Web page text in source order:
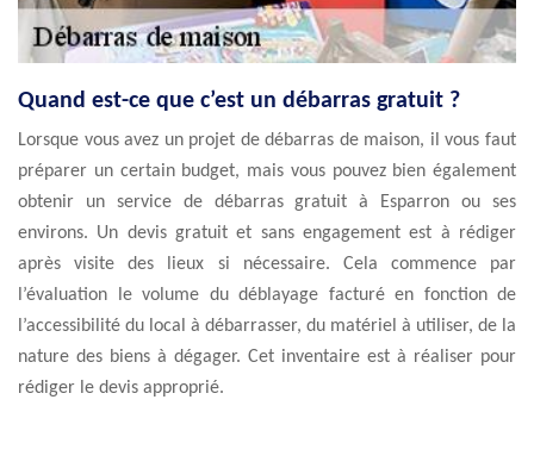
Quand est-ce que c’est un débarras gratuit ?
Lorsque vous avez un projet de débarras de maison, il vous faut
préparer un certain budget, mais vous pouvez bien également
obtenir un service de débarras gratuit à Esparron ou ses
environs. Un devis gratuit et sans engagement est à rédiger
après visite des lieux si nécessaire. Cela commence par
l’évaluation le volume du déblayage facturé en fonction de
l’accessibilité du local à débarrasser, du matériel à utiliser, de la
nature des biens à dégager. Cet inventaire est à réaliser pour
rédiger le devis approprié.